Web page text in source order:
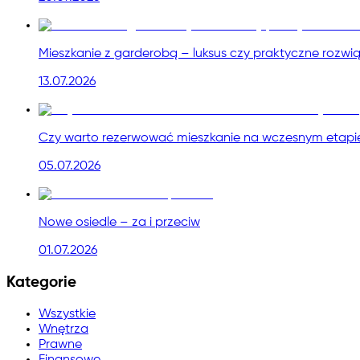
Mieszkanie z garderobą – luksus czy praktyczne
13.07.2026
Czy warto rezerwować mieszkanie na wczesnym
05.07.2026
Nowe osiedle – za i przeciw
01.07.2026
Kategorie
Wszystkie
Wnętrza
Prawne